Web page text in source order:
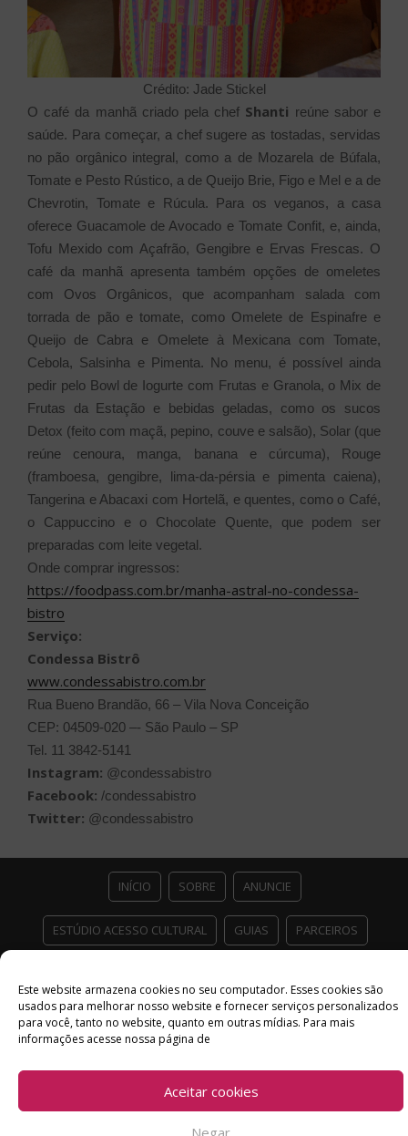
Este website armazena cookies no seu computador. Esses cookies são
usados ​​para melhorar nosso website e fornecer serviços personalizados
para você, tanto no website, quanto em outras mídias. Para mais
informações acesse nossa página de
Aceitar cookies
Negar
Crédito: Jade Stickel
O café da manhã criado pela chef Shanti reúne sabor e
saúde. Para começar, a chef sugere as tostadas, servidas
no pão orgânico integral, como a de Mozarela de Búfala,
Tomate e Pesto Rústico, a de Queijo Brie, Figo e Mel e a de
Chevrotin, Tomate e Rúcula. Para os veganos, a casa
oferece Guacamole de Avocado e Tomate Confit, e, ainda,
Tofu Mexido com Açafrão, Gengibre e Ervas Frescas. O
café da manhã apresenta também opções de omeletes
com Ovos Orgânicos, que acompanham salada com
torrada de pão e tomate, como Omelete de Espinafre e
Queijo de Cabra e Omelete à Mexicana com Tomate,
Cebola, Salsinha e Pimenta. No menu, é possível ainda
pedir pelo Bowl de Iogurte com Frutas e Granola, o Mix de
Frutas da Estação e bebidas geladas, como os sucos
Detox (feito com maçã, pepino, couve e salsão), Solar (que
reúne cenoura, manga, banana e cúrcuma), Rouge
(framboesa, gengibre, lima-da-pérsia e pimenta caiena),
Tangerina e Abacaxi com Hortelã, e quentes, como o Café,
o Cappuccino e o Chocolate Quente, que podem ser
preparadas com leite vegetal.
Onde comprar ingressos:
https://foodpass.com.br/manha-astral-no-condessa-
bistro
Serviço:
Condessa Bistrô
www.condessabistro.com.br
Rua Bueno Brandão, 66 – Vila Nova Conceição
CEP: 04509-020 –- São Paulo – SP
Tel. 11 3842-5141
Instagram: @condessabistro
Facebook: /condessabistro
Twitter: @condessabistro
INÍCIO SOBRE ANUNCIE
ESTÚDIO ACESSO CULTURAL GUIAS PARCEIROS
Facebook
TwitterInstagram
Youtube
Copyright © 2026 Acesso Cultural - Arte, Cultura Pop e Entretenimento